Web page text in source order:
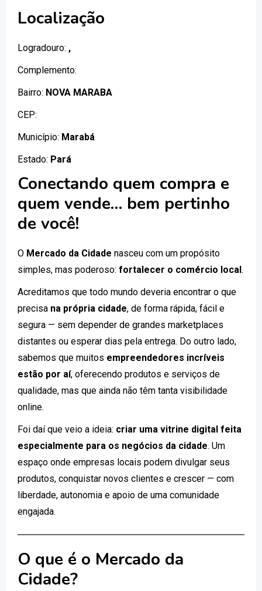
Localização
Logradouro: ,
Complemento:
Bairro: NOVA MARABA
CEP:
Município: Marabá
Estado: Pará
Conectando quem compra e
quem vende… bem pertinho
de você!
O Mercado da Cidade nasceu com um propósito
simples, mas poderoso: fortalecer o comércio local.
Acreditamos que todo mundo deveria encontrar o que
precisa na própria cidade, de forma rápida, fácil e
segura — sem depender de grandes marketplaces
distantes ou esperar dias pela entrega. Do outro lado,
sabemos que muitos empreendedores incríveis
estão por aí, oferecendo produtos e serviços de
qualidade, mas que ainda não têm tanta visibilidade
online.
Foi daí que veio a ideia: criar uma vitrine digital feita
especialmente para os negócios da cidade. Um
espaço onde empresas locais podem divulgar seus
produtos, conquistar novos clientes e crescer — com
liberdade, autonomia e apoio de uma comunidade
engajada.
O que é o Mercado da
Cidade?